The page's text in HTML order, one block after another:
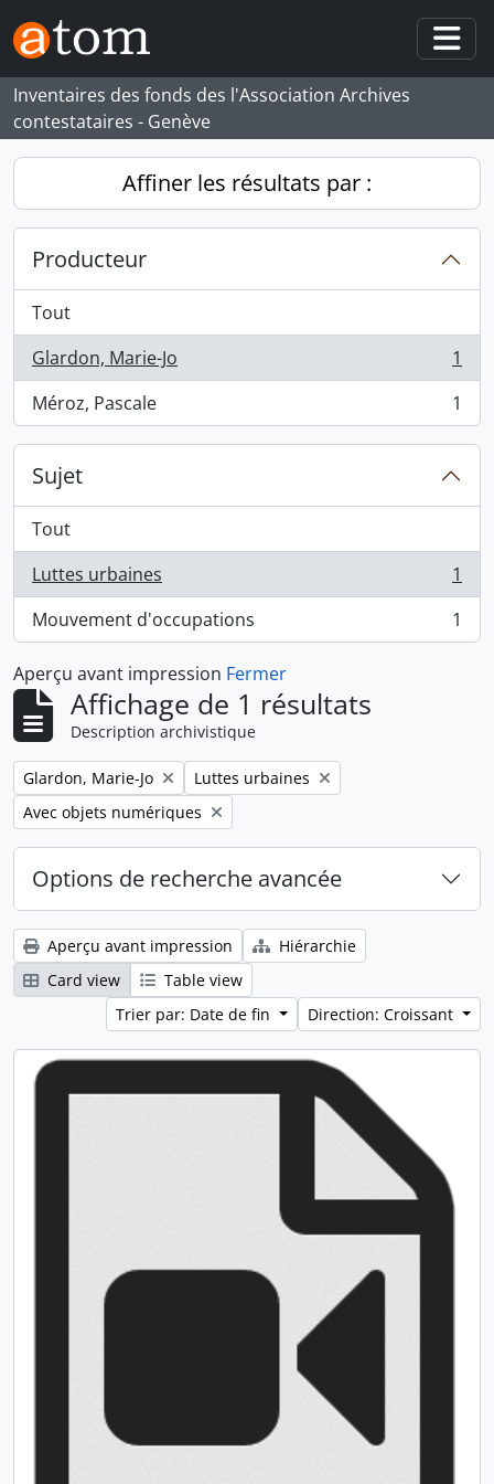
Skip to main content
Inventaires des fonds des l'Association Archives
contestataires - Genève
Affiner les résultats par :
Producteur
Tout
Glardon, Marie-Jo
, 1 résultats
1
Méroz, Pascale
, 1 résultats 1
Sujet
Tout
Luttes urbaines
, 1 résultats
1
Mouvement d'occupations
, 1 résultats 1
Aperçu avant impression Fermer
Affichage de 1 résultats
Description archivistique
Remove filter:
Glardon, Marie-Jo Remove filter:
Luttes urbaines
Remove filter:
Avec objets numériques
Options de recherche avancée
Aperçu avant impression
Hiérarchie
Card view
Table view
Trier par: Date de fin
Direction: Croissant